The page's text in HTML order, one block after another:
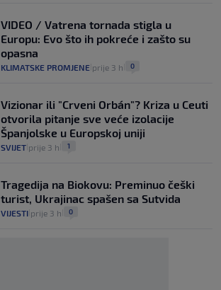
VIDEO / Vatrena tornada stigla u
Europu: Evo što ih pokreće i zašto su
opasna
KLIMATSKE PROMJENE prije 3 h 0
Vizionar ili "Crveni Orbán"? Kriza u Ceuti
otvorila pitanje sve veće izolacije
Španjolske u Europskoj uniji
SVIJET prije 3 h 1
Tragedija na Biokovu: Preminuo češki
turist, Ukrajinac spašen sa Sutvida
VIJESTI prije 3 h 0